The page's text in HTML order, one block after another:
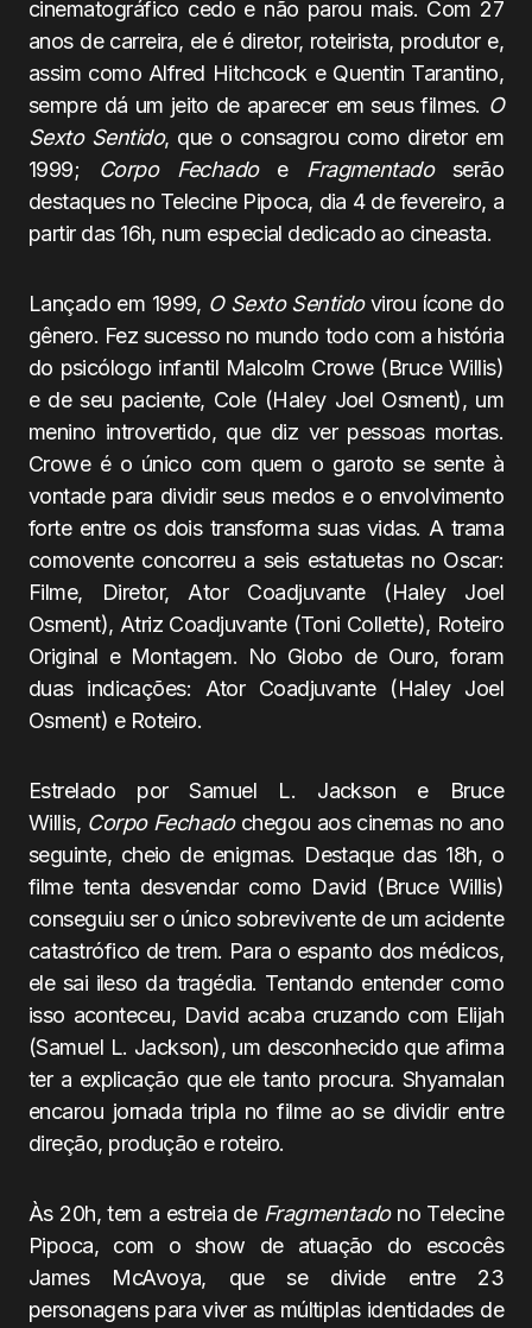
cinematográfico cedo e não parou mais. Com 27
anos de carreira, ele é diretor, roteirista, produtor e,
assim como Alfred Hitchcock e Quentin Tarantino,
sempre dá um jeito de aparecer em seus filmes. O
Sexto Sentido, que o consagrou como diretor em
1999;
Corpo Fechadoe Fragmentadoserão
destaques no Telecine Pipoca, dia 4 de fevereiro, a
partir das 16h, num especial dedicado ao cineasta.
Lançado em 1999, O Sexto Sentidovirou ícone do
gênero. Fez sucesso no mundo todo com a história
do psicólogo infantil Malcolm Crowe (Bruce Willis)
e de seu paciente, Cole (Haley Joel Osment), um
menino introvertido, que diz ver pessoas mortas.
Crowe é o único com quem o garoto se sente à
vontade para dividir seus medos e o envolvimento
forte entre os dois transforma suas vidas. A trama
comovente concorreu a seis estatuetas no Oscar:
Filme, Diretor, Ator Coadjuvante (Haley Joel
Osment), Atriz Coadjuvante (Toni Collette), Roteiro
Original e Montagem. No Globo de Ouro, foram
duas indicações: Ator Coadjuvante (Haley Joel
Osment) e Roteiro.
Estrelado por Samuel L. Jackson e Bruce
Willis, Corpo Fechadochegou aos cinemas no ano
seguinte, cheio de enigmas. Destaque das 18h, o
filme tenta desvendar como David (Bruce Willis)
conseguiu ser o único sobrevivente de um acidente
catastrófico de trem. Para o espanto dos médicos,
ele sai ileso da tragédia. Tentando entender como
isso aconteceu, David acaba cruzando com Elijah
(Samuel L. Jackson), um desconhecido que afirma
ter a explicação que ele tanto procura. Shyamalan
encarou jornada tripla no filme ao se dividir entre
direção, produção e roteiro.
Às 20h, tem a estreia de Fragmentadono Telecine
Pipoca, com o show de atuação do escocês
James McAvoya, que se divide entre 23
personagens para viver as múltiplas identidades de